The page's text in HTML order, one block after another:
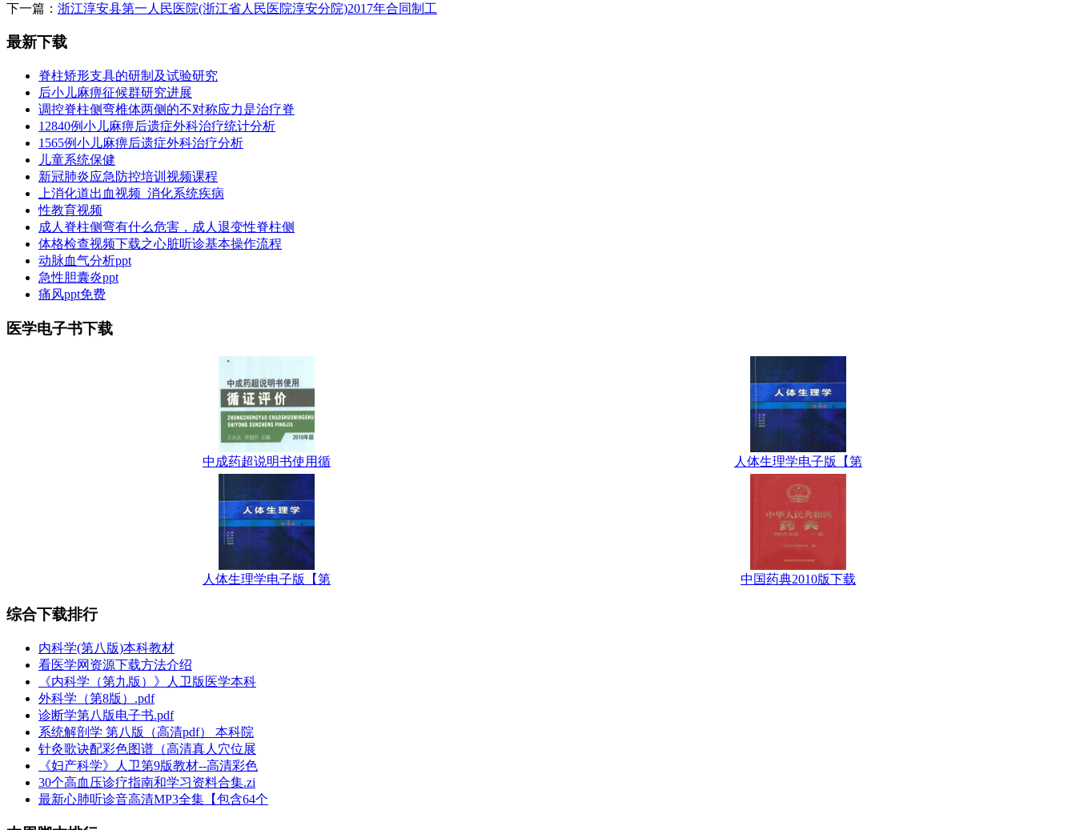
下一篇： 浙江淳安县第一人民医院(浙江省人民医院淳安分院)2017年合同制工
最新下载
脊柱矫形支具的研制及试验研究
后小儿麻痹征候群研究进展
调控脊柱侧弯椎体两侧的不对称应力是治疗脊
12840例小儿麻痹后遗症外科治疗统计分析
1565例小儿麻痹后遗症外科治疗分析
儿童系统保健
新冠肺炎应急防控培训视频课程
上消化道出血视频_消化系统疾病
性教育视频
成人脊柱侧弯有什么危害，成人退变性脊柱侧
体格检查视频下载之心脏听诊基本操作流程
动脉血气分析ppt
急性胆囊炎ppt
痛风ppt免费
医学电子书下载
中成药超说明书使用循 人体生理学电子版【第
人体生理学电子版【第 中国药典2010版下载
综合下载排行
内科学(第八版)本科教材
看医学网资源下载方法介绍
《内科学（第九版）》人卫版医学本科
外科学（第8版）.pdf
诊断学第八版电子书.pdf
系统解剖学 第八版（高清pdf） 本科院
针灸歌诀配彩色图谱（高清真人穴位展
《妇产科学》人卫第9版教材--高清彩色
30个高血压诊疗指南和学习资料合集.zi
最新心肺听诊音高清MP3全集【包含64个